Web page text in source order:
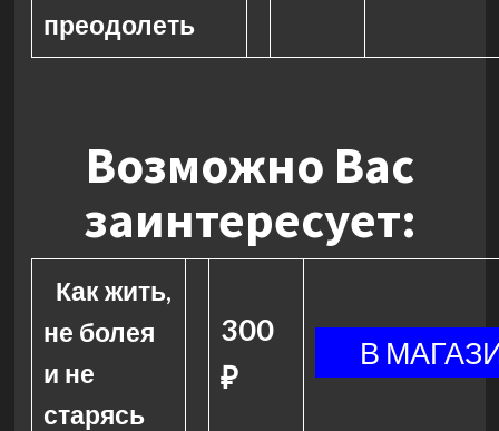
преодолеть
Возможно Вас
заинтересует:
Как жить,
не болея
и не
старясь
300
₽